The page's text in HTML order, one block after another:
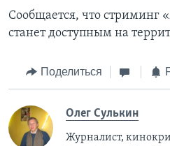
Сообщается, что стриминг
станет доступным на
Поделиться
Олег Сулькин
Журналист,